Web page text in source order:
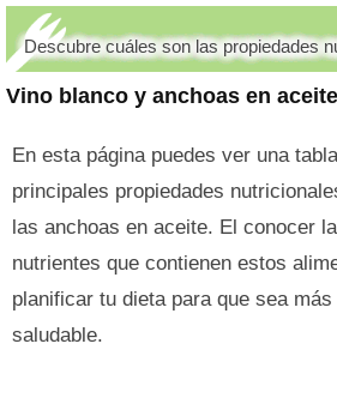
Vino blanco y anchoas en aceite
Descubre cuáles son las propiedades
En esta página puedes ver una
principales propiedades
las anchoas en aceite. El conocer
nutrientes que contienen estos
planificar tu dieta para que sea
saludable.